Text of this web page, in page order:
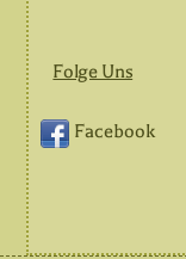
Folge Uns
Facebook